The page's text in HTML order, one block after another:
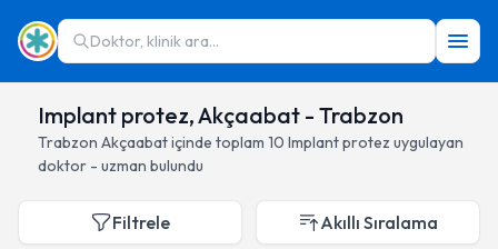
Doktor, klinik ara...
Implant protez, Akçaabat - Trabzon
Trabzon Akçaabatiçinde toplam 10 Implant protez uygulayan
doktor - uzman bulundu
Filtrele Akıllı Sıralama